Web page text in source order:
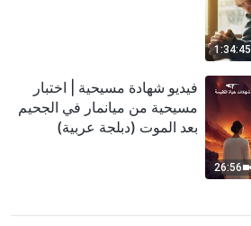
1:34:45
26:56
فيديو شهادة مسيحية | اختبار
مسيحية من ميانمار في الجحيم
بعد الموت (دبلجة عربية)